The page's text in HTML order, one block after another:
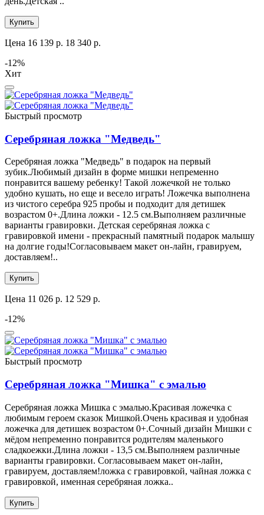
Купить
Цена 16 139 р. 18 340 р.
-12%
Хит
Быстрый просмотр
Серебряная ложка "Медведь"
Серебряная ложка "Медведь" в подарок на первый
зубик.Любимый дизайн в форме мишки непременно
понравится вашему ребенку! Такой ложечкой не только
удобно кушать, но еще и весело играть! Ложечка выполнена
из чистого серебра 925 пробы и подходит для детишек
возрастом 0+.Длина ложки - 12.5 см.Выполняем различные
варианты гравировки. Детская серебряная ложка с
гравировкой имени - прекрасный памятный подарок малышу
на долгие годы!Согласовываем макет он-лайн, гравируем,
доставляем!..
Купить
Цена 11 026 р. 12 529 р.
-12%
Быстрый просмотр
Серебряная ложка "Мишка" с эмалью
Серебряная ложка Мишка с эмалью.Красивая ложечка с
любимым героем сказок Мишкой.Очень красивая и удобная
ложечка для детишек возрастом 0+.Сочный дизайн Мишки с
мёдом непременно понравится родителям маленького
сладкоежки.Длина ложки - 13,5 см.Выполняем различные
варианты гравировки. Согласовываем макет он-лайн,
гравируем, доставляем!ложка с гравировкой, чайная ложка с
гравировкой, именная серебряная ложка..
Купить